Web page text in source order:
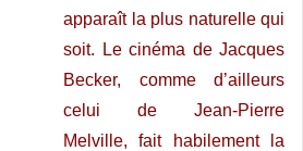
apparaît la plus naturelle qui
soit. Le cinéma de Jacques
Becker, comme d’ailleurs
celui de Jean-Pierre
Melville, fait habilement la